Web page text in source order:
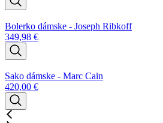
Bolerko dámske - Joseph Ribkoff
349,98 €
Sako dámske - Marc Cain
420,00 €